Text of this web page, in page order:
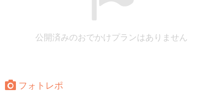
公開済みのおでかけプランはありません
フォトレポ